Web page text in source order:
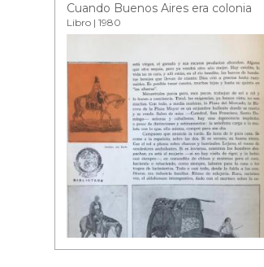
Cuando Buenos Aires era colonia
Libro | 1980